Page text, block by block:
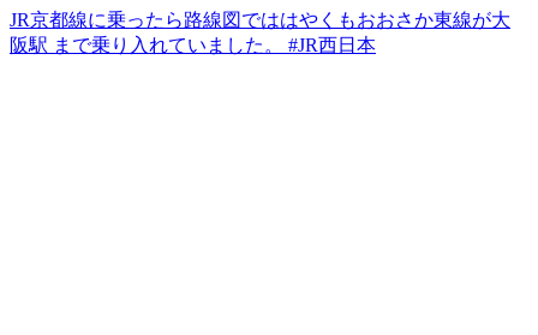
JR京都線に乗ったら路線図でははやくもおおさか東線が大
阪駅 まで乗り入れていました。 #JR西日本